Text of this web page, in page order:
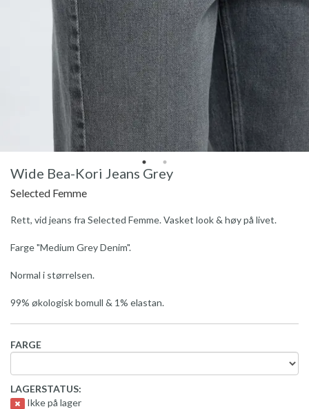
Wide Bea-Kori Jeans Grey
Selected Femme
Rett, vid jeans fra Selected Femme. Vasket look & høy på livet.
Farge "Medium Grey Denim".
Normal i størrelsen.
99% økologisk bomull & 1% elastan.
FARGE
LAGERSTATUS:
Ikke på lager